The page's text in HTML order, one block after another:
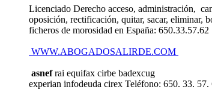
Licenciado Derecho acceso, administración,
oposición, rectificación, quitar, sacar, eliminar,
ficheros de morosidad en España: 650.33.57.62
WWW.ABOGADOSALIRDE.COM
asnefrai equifax cirbe badexcug
experian infodeuda cirex Teléfono: 650. 33. 57.